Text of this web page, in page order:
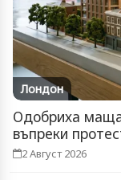
Лондон
Одобриха
въпреки
2 Август 2026